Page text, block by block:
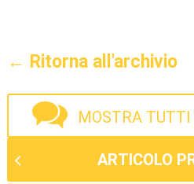
← Ritorna all'archivio
MOSTRA TUTTI
ARTICOLO